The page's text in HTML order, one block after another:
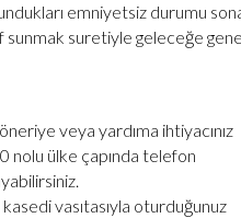
emniyetsiz durumu
suretiyle geleceğe
veya yardıma ihtiyacınız
nolu ülke çapında telefon
kasedi vasıtasıyla oturduğunuz